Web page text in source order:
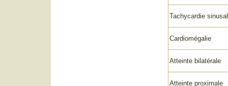
Tachycardie
Cardiomégalie
Atteinte bilatérale
Atteinte proximale